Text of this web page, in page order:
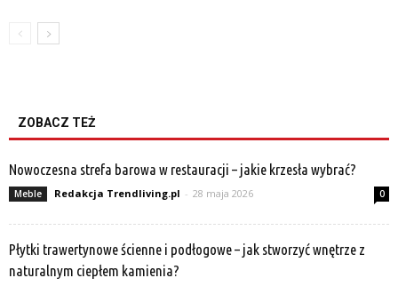
ZOBACZ TEŻ
Nowoczesna strefa barowa w restauracji – jakie krzesła wybrać?
Meble Redakcja Trendliving.pl - 28 maja 2026 0
Płytki trawertynowe ścienne i podłogowe – jak stworzyć wnętrze z
naturalnym ciepłem kamienia?